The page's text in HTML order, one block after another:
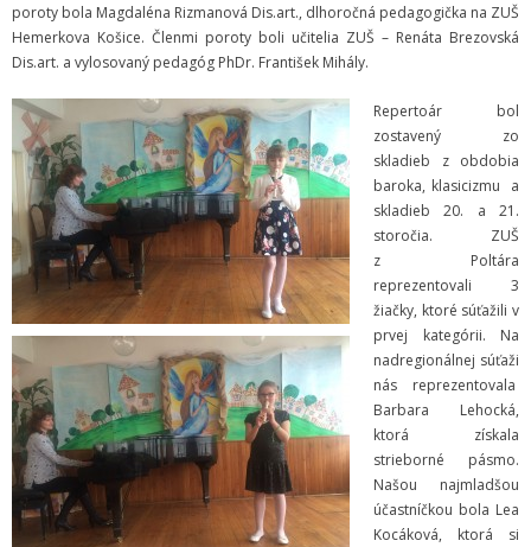
- Tanečný odbor
- Literárno – dramatický odbor
- SÚBORY NA ŠKOLE
Informácie
- Povinné zverejňovanie informácií
- - Organizačná štruktúra ZUŠ Poltár
- - Zriaďovacia listina ZUŠ Poltár
- - Zoznam platných vnútorných predpisov
- - Dodatok č.1, č.2 k ZL ZUŠ Poltár
- - Pedagogická rada
- Verejné obstarávanie
poroty bola Magdaléna Rizmanová Dis.art., dlhoročná pedagogička na ZUŠ
Hemerkova Košice. Členmi poroty boli učitelia ZUŠ – Renáta Brezovská
Dis.art. a vylosovaný pedagóg PhDr. František Mihály.
Repertoár bol
zostavený zo
skladieb z obdobia
baroka, klasicizmu a
skladieb 20. a 21.
storočia. ZUŠ
z Poltára
reprezentovali 3
žiačky, ktoré súťažili v
prvej kategórii. Na
nadregionálnej súťaži
nás reprezentovala
Barbara Lehocká,
ktorá získala
strieborné pásmo.
Našou najmladšou
účastníčkou bola Lea
Kocáková, ktorá si